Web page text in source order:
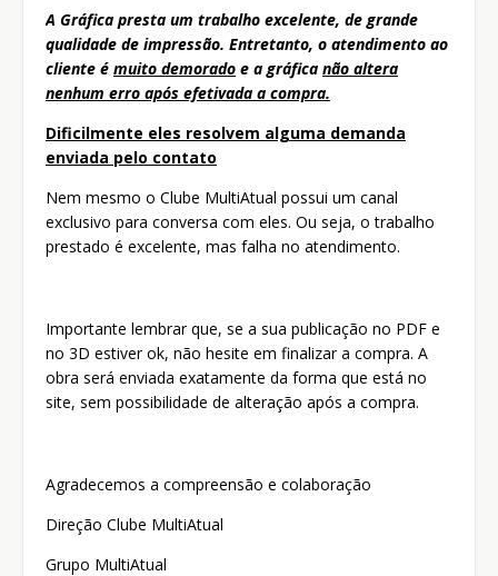
A Gráfica presta um trabalho excelente, de grande
qualidade de impressão. Entretanto, o atendimento ao
cliente é muito demorado e a gráfica não altera
nenhum erro após efetivada a compra.
Dificilmente eles resolvem alguma demanda
enviada pelo contato
Nem mesmo o Clube MultiAtual possui um canal
exclusivo para conversa com eles. Ou seja, o trabalho
prestado é excelente, mas falha no atendimento.
Importante lembrar que, se a sua publicação no PDF e
no 3D estiver ok, não hesite em finalizar a compra. A
obra será enviada exatamente da forma que está no
site, sem possibilidade de alteração após a compra.
Agradecemos a compreensão e colaboração
Direção Clube MultiAtual
Grupo MultiAtual